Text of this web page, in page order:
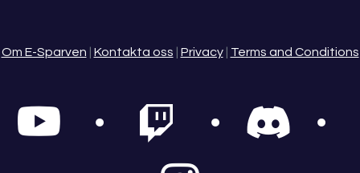
Om E-Sparven Kontakta oss Privacy| Terms and Conditions